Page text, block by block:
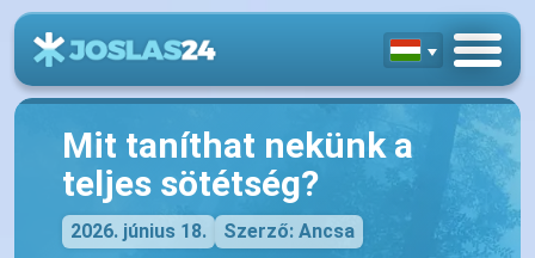
Mit taníthat nekünk a
teljes sötétség?
2026. június 18. Szerző: Ancsa